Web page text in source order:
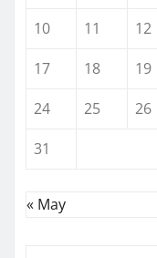
10
11 12
17
18 19
24
25 26
31
« May